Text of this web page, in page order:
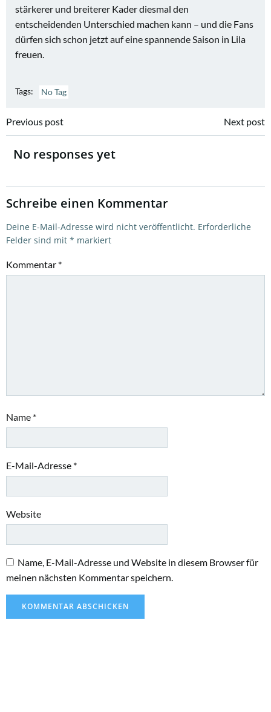
stärkerer und breiterer Kader diesmal den
entscheidenden Unterschied machen kann – und die Fans
dürfen sich schon jetzt auf eine spannende Saison in Lila
freuen.
Tags: No Tag
Post
navigation
Previous post Next post
No responses yet
Schreibe einen Kommentar
Deine E-Mail-Adresse wird nicht veröffentlicht. Erforderliche
Felder sind mit * markiert
Kommentar *
Name *
E-Mail-Adresse *
Website
Name, E-Mail-Adresse und Website in diesem Browser für
meinen nächsten Kommentar speichern.